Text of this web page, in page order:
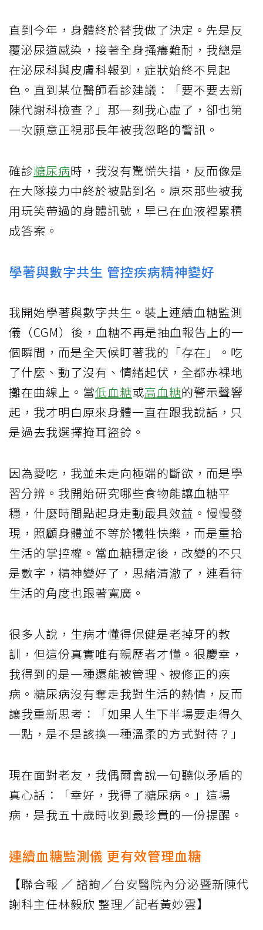
直到今年，身體終於替我做了決定。先是反
覆泌尿道感染，接著全身搔癢難耐，我總是
在泌尿科與皮膚科報到，症狀始終不見起
色。直到某位醫師看診建議：「要不要去新
陳代謝科檢查？」那一刻我心虛了，卻也第
一次願意正視那長年被我忽略的警訊。
確診糖尿病時，我沒有驚慌失措，反而像是
在大隊接力中終於被點到名。原來那些被我
用玩笑帶過的身體訊號，早已在血液裡累積
成答案。
學著與數字共生 管控疾病精神變好
我開始學著與數字共生。裝上連續血糖監測
儀（CGM）後，血糖不再是抽血報告上的一
個瞬間，而是全天候盯著我的「存在」。吃
了什麼、動了沒有、情緒起伏，全都赤裸地
攤在曲線上。當低血糖或高血糖的警示聲響
起，我才明白原來身體一直在跟我說話，只
是過去我選擇掩耳盜鈴。
因為愛吃，我並未走向極端的斷欲，而是學
習分辨。我開始研究哪些食物能讓血糖平
穩，什麼時間點起身走動最具效益。慢慢發
現，照顧身體並不等於犧牲快樂，而是重拾
生活的掌控權。當血糖穩定後，改變的不只
是數字，精神變好了，思緒清澈了，連看待
生活的角度也跟著寬廣。
很多人說，生病才懂得保健是老掉牙的教
訓，但這份真實唯有親歷者才懂。很慶幸，
我得到的是一種還能被管理、被修正的疾
病。糖尿病沒有奪走我對生活的熱情，反而
讓我重新思考：「如果人生下半場要走得久
一點，是不是該換一種溫柔的方式對待？」
現在面對老友，我偶爾會說一句聽似矛盾的
真心話：「幸好，我得了糖尿病。」這場
病，是我五十歲時收到最珍貴的一份提醒。
連續血糖監測儀 更有效管理血糖
【聯合報 ／ 諮詢／台安醫院內分泌暨新陳代
謝科主任林毅欣 整理／記者黃妙雲】